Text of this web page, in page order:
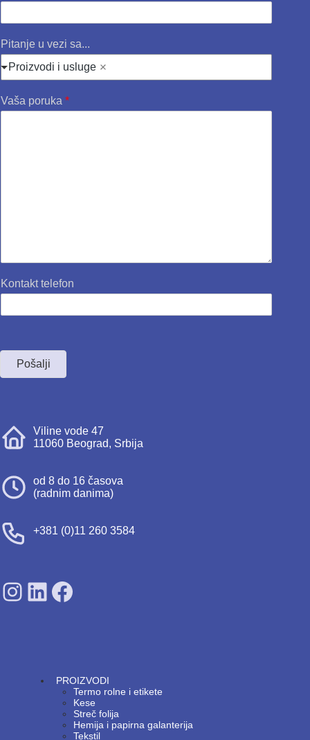
Pitanje u vezi sa...
Proizvodi i usluge
Vaša poruka *
Kontakt telefon
Pošalji
Viline vode 47
11060 Beograd, Srbija
od 8 do 16 časova
(radnim danima)
+381 (0)11 260 3584
SDPS on Instagram
SDPS on Lunkedin
SDPS on Facebook
PROIZVODI
Termo rolne i etikete
Kese
Streč folija
Hemija i papirna galanterija
Tekstil